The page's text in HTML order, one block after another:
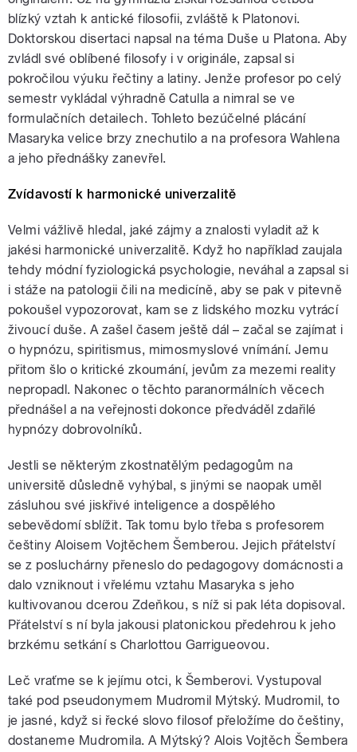
blízký vztah k antické filosofii, zvláště k Platonovi.
Doktorskou disertaci napsal na téma Duše u Platona. Aby
zvládl své oblíbené filosofy i v originále, zapsal si
pokročilou výuku řečtiny a latiny. Jenže profesor po celý
semestr vykládal výhradně Catulla a nimral se ve
formulačních detailech. Tohleto bezúčelné plácání
Masaryka velice brzy znechutilo a na profesora Wahlena
a jeho přednášky zanevřel.
Zvídavostí k harmonické univerzalitě
Velmi vážlivě hledal, jaké zájmy a znalosti vyladit až k
jakési harmonické univerzalitě. Když ho například zaujala
tehdy módní fyziologická psychologie, neváhal a zapsal si
i stáže na patologii čili na medicíně, aby se pak v pitevně
pokoušel vypozorovat, kam se z lidského mozku vytrácí
živoucí duše. A zašel časem ještě dál – začal se zajímat i
o hypnózu, spiritismus, mimosmyslové vnímání. Jemu
přitom šlo o kritické zkoumání, jevům za mezemi reality
nepropadl. Nakonec o těchto paranormálních věcech
přednášel a na veřejnosti dokonce předváděl zdařilé
hypnózy dobrovolníků.
Jestli se některým zkostnatělým pedagogům na
universitě důsledně vyhýbal, s jinými se naopak uměl
zásluhou své jiskřivé inteligence a dospělého
sebevědomí sblížit. Tak tomu bylo třeba s profesorem
češtiny Aloisem Vojtěchem Šemberou. Jejich přátelství
se z posluchárny přeneslo do pedagogovy domácnosti a
dalo vzniknout i vřelému vztahu Masaryka s jeho
kultivovanou dcerou Zdeňkou, s níž si pak léta dopisoval.
Přátelství s ní byla jakousi platonickou předehrou k jeho
brzkému setkání s Charlottou Garrigueovou.
Leč vraťme se k jejímu otci, k Šemberovi. Vystupoval
také pod pseudonymem Mudromil Mýtský. Mudromil, to
je jasné, když si řecké slovo filosof přeložíme do češtiny,
dostaneme Mudromila. A Mýtský? Alois Vojtěch Šembera